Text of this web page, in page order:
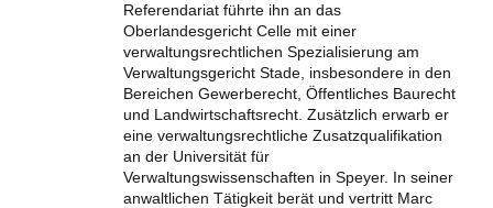
Referendariat führte ihn an das
Oberlandesgericht Celle mit einer
verwaltungsrechtlichen Spezialisierung am
Verwaltungsgericht Stade, insbesondere in den
Bereichen Gewerberecht, Öffentliches Baurecht
und Landwirtschaftsrecht. Zusätzlich erwarb er
eine verwaltungsrechtliche Zusatzqualifikation
an der Universität für
Verwaltungswissenschaften in Speyer. In seiner
anwaltlichen Tätigkeit berät und vertritt Marc